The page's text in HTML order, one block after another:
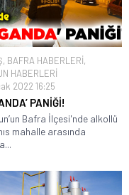
, BAFRA HABERLERİ,
HABERLERİ
2022 16:25
PANİĞİ!
Bafra İlçesi'nde alkollü
mahalle arasında